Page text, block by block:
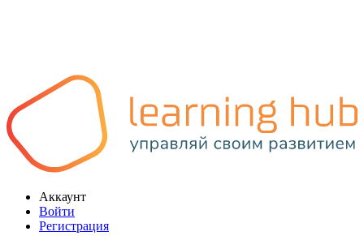
Аккаунт
Войти
Регистрация